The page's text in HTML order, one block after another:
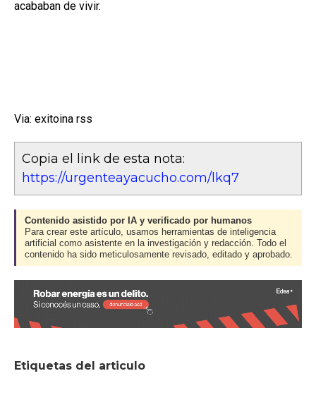
acababan de vivir.
Via: exitoina rss
Copia el link de esta nota:
https://urgenteayacucho.com/lkq7
Contenido asistido por IA y verificado por humanos
Para crear este artículo, usamos herramientas de inteligencia
artificial como asistente en la investigación y redacción. Todo el
contenido ha sido meticulosamente revisado, editado y aprobado.
Etiquetas del articulo